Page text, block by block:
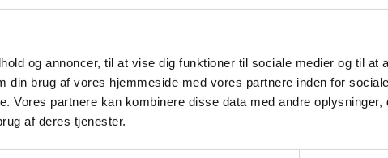
og annoncer, til at vise dig funktioner til sociale medier og til at
din brug af vores hjemmeside med vores partnere inden for
Vores partnere kan kombinere disse data med andre oplysninger,
af deres tjenester.
fordel for naturen.
ressourcerne, bruges der automatisk mindre strøm, da det er de
– og dette er uden at gå på kompromis med sikkerheden!